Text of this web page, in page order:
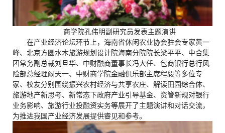
商学院孔伟明副研究员发表主题演讲
在产业经济论坛环节上，海南省休闲农业协会驻会专家黄一
峰、北京方圆水木旅游规划设计院海南分院院长梁平平、中合集
团常务副总裁刘旦华、中财融商董事长冯大任、包商银行总行风
险部总经理阚天一、中财商学院金融俱乐部主席程毅等多位专
家、校友分别围绕振兴农村经济与共享农庄、解读田园综合体、
旅游地产新思考、新常态下政府产业引导基金、资管新规对银行
业务影响、旅游行业投融资实务等展开了主题演讲和对话交流，
为推进我国产业经济发展提供睿见和参考。